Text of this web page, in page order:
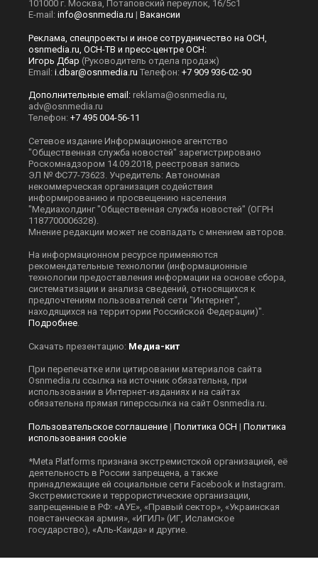
101000 г. Москва, Потаповский переулок, 16/5с1
E-mail: info@osnmedia.ru | Вакансии
Реклама, спецпроекты и иное сотрудничество на ОСН,
osnmedia.ru, ОСН-ТВ и пресс-центре ОСН:
Игорь Дбар (Руководитель отдела продаж)
Email: i.dbar@osnmedia.ru Телефон: +7 909 936-02-90
Дополнительные email: reklama@osnmedia.ru,
adv@osnmedia.ru
Телефон: +7 495 004-56-11
Сетевое издание Информационное агентство
"Общественная служба новостей" зарегистрировано
Роскомнадзором 14.09.2018, реестровая запись
ЭЛ № ФС77-73623. Учредитель: Автономная
некоммерческая организация содействия
информированию и просвещению населения
"Медиахолдинг "Общественная служба новостей" (ОГРН
1187700006328).
Мнение редакции может не совпадать с мнением авторов.
На информационном ресурсе применяются
рекомендательные технологии (информационные
технологии предоставления информации на основе сбора,
систематизации и анализа сведений, относящихся к
предпочтениям пользователей сети "Интернет",
находящихся на территории Российской Федерации)".
Подробнее.
Скачать презентацию: Медиа-кит
При перепечатке или цитировании материалов сайта
Оsnmedia.ru ссылка на источник обязательна, при
использовании в Интернет-изданиях и на сайтах
обязательна прямая гиперссылка на сайт Оsnmedia.ru.
Пользовательское соглашение | Политика ОСН | Политика
использования cookie
*Meta Platforms признана экстремистской организацией, её
деятельность в России запрещена, а также
принадлежащие ей социальные сети Facebook и Instagram.
Экстремистские и террористические организации,
запрещенные в РФ: «АУЕ», «Правый сектор», «Украинская
повстанческая армия», «ИГИЛ» (ИГ, Исламское
государство), «Аль-Каида» и другие.